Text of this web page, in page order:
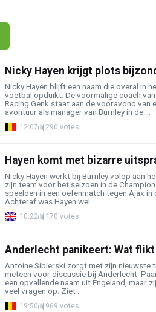
Nicky Hayen krijgt plots
Nicky Hayen blijft een naam die overal in
voetbal opduikt. De voormalige coach
Racing Genk staat aan de vooravond van
avontuur als manager van Burnley in de ...
12:07 290 votes
Hayen komt met bizarre
Nicky Hayen werkt bij Burnley volop aan
zijn team voor het seizoen in de
speelden in een oefenmatch tegen Ajax in
Achteraf was Hayen wel ...
10:22 170 votes
Anderlecht panikeert: Wat
Antoine Sibierski zorgt met zijn nieuwste
meteen voor discussie bij Anderlecht.
een opvallende naam uit Engeland, maar
veel vragen op. Ziet ...
19:50 969 votes